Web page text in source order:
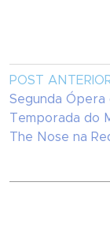
POST
Segunda Ópera
Temporada do
The Nose na